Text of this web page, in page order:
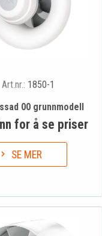
Art.nr.: 1850-1
00 grunnmodell
for å se priser
SE MER